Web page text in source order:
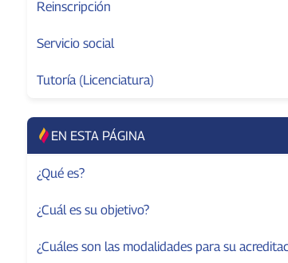
Reinscripción
Servicio social
Tutoría (Licenciatura)
EN ESTA PÁGINA
¿Qué es?
¿Cuál es su objetivo?
¿Cuáles son las modalidades para su